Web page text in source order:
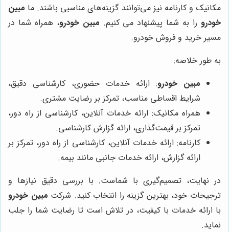
مکانیک و کارنامه نیز می‌توانند گزینه‌های مناسبی باشند. ما مبین
خودرو را به شما پیشنهاد می کنیم. مبین خودرو، همراه شما در
مسیر خرید و فروش خودرو.
به طور خلاصه:
مبین خودرو: ارائه خدمات حضوری، کارشناسی دقیق،
شرایط اقساطی مناسب، تمرکز بر رضایت مشتری.
همراه مکانیک: ارائه خدمات آنلاین، کارشناسی از راه دور،
تمرکز بر قیمت‌گذاری، ارائه گزارش کارشناسی.
کارنامه: ارائه خدمات آنلاین، کارشناسی از راه دور، تمرکز بر
ارائه گزارش، ارائه خدمات جانبی مانند بیمه.
در نهایت، تصمیم‌گیری با شماست. با بررسی دقیق نیازها و
ترجیحات خود، بهترین گزینه را انتخاب کنید. شرکت مبین خودرو
با ارائه خدمات با کیفیت، در تلاش است تا رضایت شما را جلب
نماید.